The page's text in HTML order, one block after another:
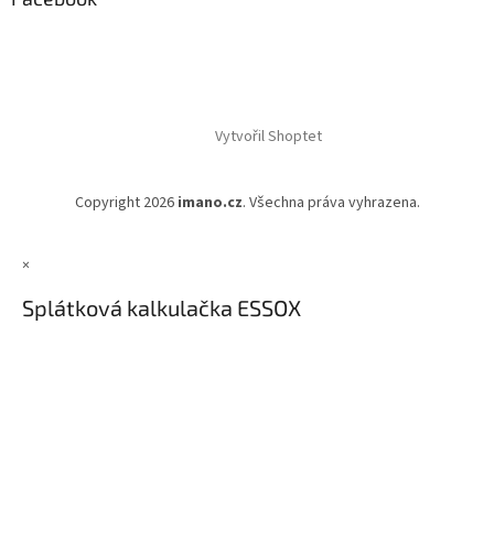
Vytvořil Shoptet
Copyright 2026 imano.cz. Všechna práva vyhrazena.
×
Splátková kalkulačka ESSOX